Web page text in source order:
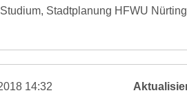
Studium, Stadtplanung HFWU
14:32